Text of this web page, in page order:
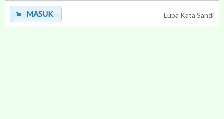
Lupa Kata Sandi
MASUK